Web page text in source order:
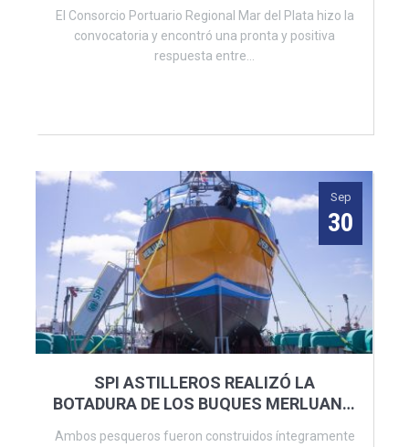
El Consorcio Portuario Regional Mar del Plata hizo la
convocatoria y encontró una pronta y positiva
respuesta entre...
Sep
30
SPI ASTILLEROS REALIZÓ LA
BOTADURA DE LOS BUQUES MERLUAN Y
Ambos pesqueros fueron construidos íntegramente